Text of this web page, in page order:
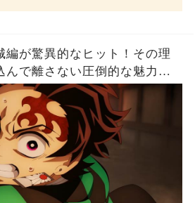
編が驚異的なヒット！その理
んで離さない圧倒的な魅力と